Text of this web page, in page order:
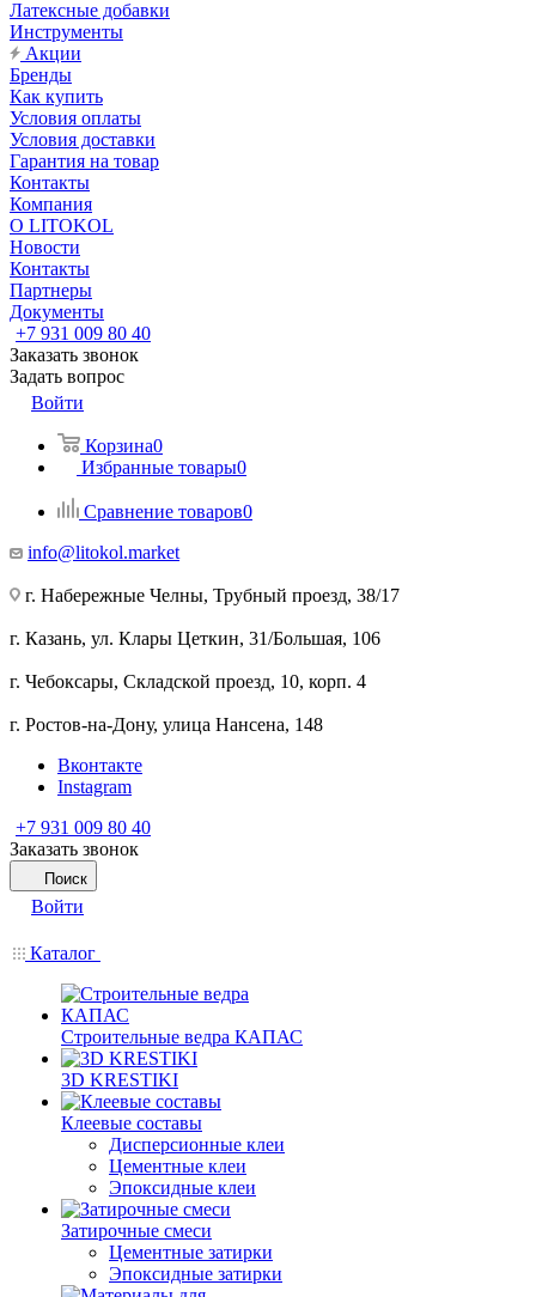
Латексные добавки
Инструменты
Акции
Бренды
Как купить
Условия оплаты
Условия доставки
Гарантия на товар
Контакты
Компания
О LITOKOL
Новости
Контакты
Партнеры
Документы
+7 931 009 80 40
Заказать звонок
Задать вопрос
Войти
Корзина0
Избранные товары0
Сравнение товаров0
info@litokol.market
г. Набережные Челны, Трубный проезд, 38/17
г. Казань, ул. Клары Цеткин, 31/Большая, 106
г. Чебоксары, Складской проезд, 10, корп. 4
г. Ростов-на-Дону, улица Нансена, 148
Вконтакте
Instagram
+7 931 009 80 40
Заказать звонок
Поиск
Войти
Каталог
Строительные ведра КАПАС
3D KRESTIKI
Клеевые составы
Дисперсионные клеи
Цементные клеи
Эпоксидные клеи
Затирочные смеси
Цементные затирки
Эпоксидные затирки